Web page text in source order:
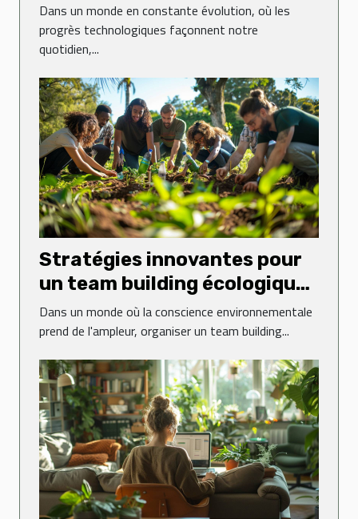
futur
Dans un monde en constante évolution, où les
progrès technologiques façonnent notre
quotidien,...
Stratégies innovantes pour
un team building écologique
et durable
Dans un monde où la conscience environnementale
prend de l'ampleur, organiser un team building...